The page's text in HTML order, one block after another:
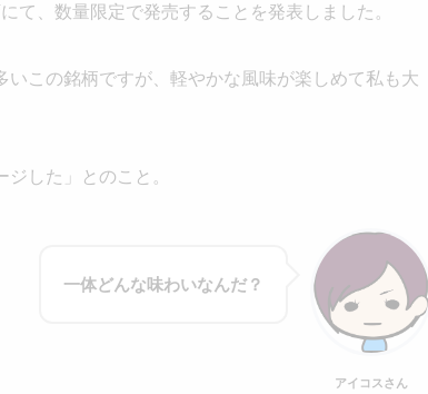
て、数量限定で発売することを発表しました。
この銘柄ですが、軽やかな風味が楽しめて私も大
した」とのこと。
一体どんな味わいなんだ？
アイコスさん